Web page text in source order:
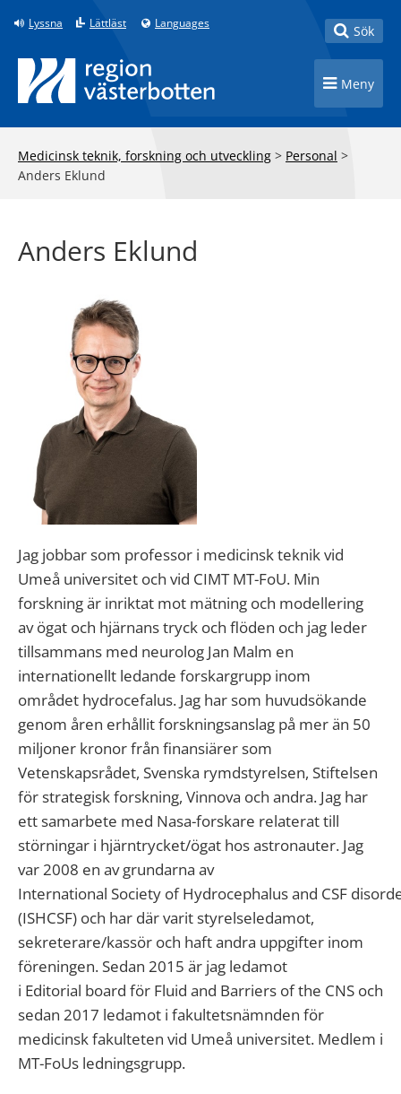
Till innehåll på sidan
Lyssna Lättläst Languages Toggle
Sök
Toggle
Meny
Medicinsk teknik, forskning och utveckling > Personal >
Anders Eklund
Anders Eklund
Jag jobbar som professor i medicinsk teknik vid
Umeå universitet och vid CIMT MT-FoU. Min
forskningär inriktat mot mätning och modellering
avögat och hjärnans tryck och flöden och jag leder
tillsammans med neurolog Jan Malm en
internationellt ledande forskargrupp inom
området hydrocefalus. Jag har som huvudsökande
genom åren erhållitforskningsanslag på mer än 50
miljoner kronorfrån finansiärer som
Vetenskapsrådet, Svenska rymdstyrelsen, Stiftelsen
för strategisk forskning, Vinnova och andra. Jag har
ett samarbete med Nasa-forskare relaterat till
störningar i hjärntrycket/ögat hos astronauter. Jag
var 2008 en av grundarna av
International Society of Hydrocephalusand CSF
(ISHCSF) och har där varit styrelseledamot,
sekreterare/kassör och haft andra uppgifter inom
föreningen. Sedan 2015 är jag ledamot
i Editorial board för Fluid and Barriers ofthe CNS och
sedan 2017 ledamot i fakultetsnämnden för
medicinsk fakulteten vid Umeå universitet. Medlem i
MT-FoUs ledningsgrupp.